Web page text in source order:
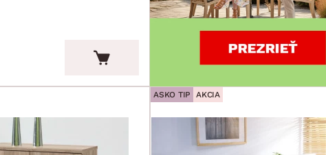
ASKO TIP AKCIA